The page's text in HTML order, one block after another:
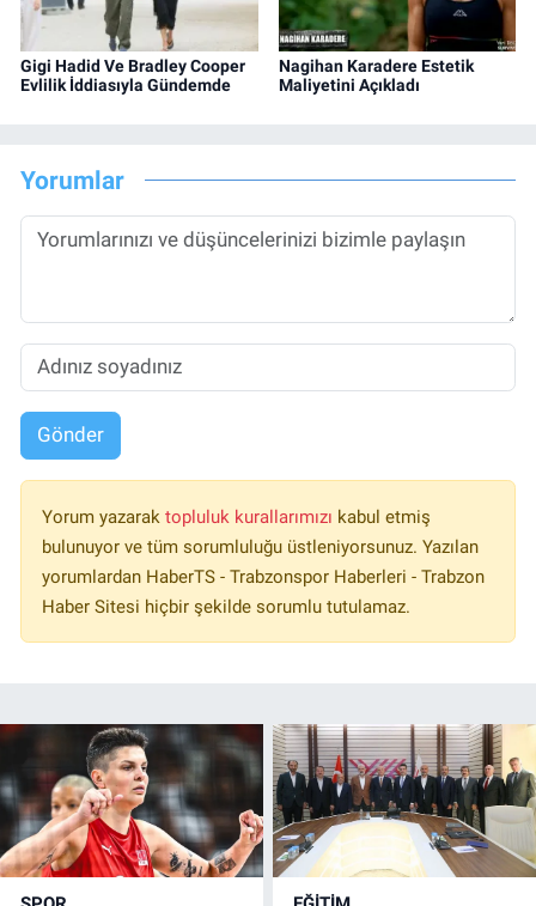
Gigi Hadid Ve Bradley Cooper
Evlilik İddiasıyla Gündemde
Nagihan Karadere Estetik
Maliyetini Açıkladı
Yorumlar
Gönder
Yorum yazarak topluluk kurallarımızı kabul etmiş
bulunuyor ve tüm sorumluluğu üstleniyorsunuz. Yazılan
yorumlardan HaberTS - Trabzonspor Haberleri - Trabzon
Haber Sitesi hiçbir şekilde sorumlu tutulamaz.